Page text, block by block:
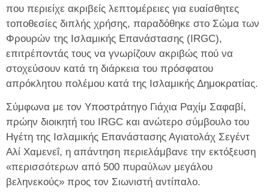
που περιείχε ακριβείς λεπτομέρειες για ευαίσθητες
τοποθεσίες διπλής χρήσης, παραδόθηκε στο Σώμα των
Φρουρών της Ισλαμικής Επανάστασης (IRGC),
επιτρέποντάς τους να γνωρίζουν ακριβώς πού να
στοχεύσουν κατά τη διάρκεια του πρόσφατου
απρόκλητου πολέμου κατά της Ισλαμικής Δημοκρατίας.
Σύμφωνα με τον Υποστράτηγο Γιάχια Ραχίμ Σαφαβί,
πρώην διοικητή του IRGC και ανώτερο σύμβουλο του
Ηγέτη της Ισλαμικής Επανάστασης Αγιατολάχ Σεγέντ
Αλί Χαμενεΐ, η απάντηση περιελάμβανε την εκτόξευση
«περισσότερων από 500 πυραύλων μεγάλου
βεληνεκούς» προς τον Σιωνιστή αντίπαλο.